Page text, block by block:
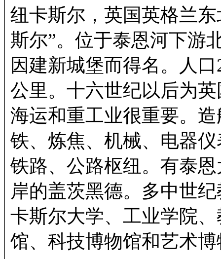
纽卡斯尔，英国英格兰
斯尔”。位于泰恩河下游
因建新城堡而得名。人
公里。十六世纪以后为
海运和重工业很重要。
铁、炼焦、机械、电器
铁路、公路枢纽。有泰
岸的盖茨黑德。多中世
卡斯尔大学、工业学院
馆、科技博物馆和艺术